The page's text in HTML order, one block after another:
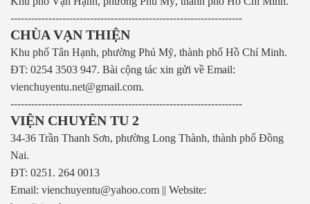
-------------------------------------------------------------------
CHÙA VẠN THIỆN
Khu phố Tân Hạnh, phường Phú Mỹ, thành phố Hồ Chí Minh.
ĐT: 0254 3503 947. Bài cộng tác xin gửi về Email:
vienchuyentu.net@gmail.com.
-------------------------------------------------------------------
VIỆN CHUYÊN TU 2
34-36 Trần Thanh Sơn, phường Long Thành, thành phố Đồng
Nai.
ĐT: 0251. 264 0013
Email: vienchuyentu@yahoo.com || Website: